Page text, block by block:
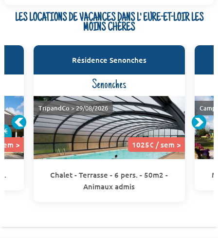
LES LOCATIONS DE VACANCES DANS L' EURE-ET-LOIR LES
MOINS CHÈRES
>
Résidence Senonches
Senonches
1025€ / sem >
TripandCo> 29/08/2026
Chalet - Terrasse - 6 pers. - 50m2 -
Animaux admis